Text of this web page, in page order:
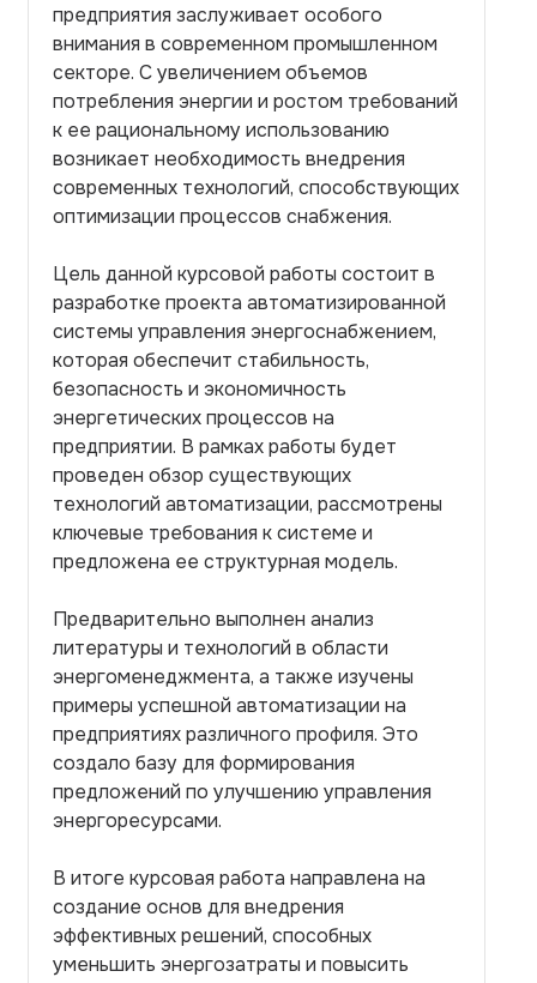
предприятия заслуживает особого
внимания в современном промышленном
секторе. С увеличением объемов
потребления энергии и ростом требований
к ее рациональному использованию
возникает необходимость внедрения
современных технологий, способствующих
оптимизации процессов снабжения.
Цель данной курсовой работы состоит в
разработке проекта автоматизированной
системы управления энергоснабжением,
которая обеспечит стабильность,
безопасность и экономичность
энергетических процессов на
предприятии. В рамках работы будет
проведен обзор существующих
технологий автоматизации, рассмотрены
ключевые требования к системе и
предложена ее структурная модель.
Предварительно выполнен анализ
литературы и технологий в области
энергоменеджмента, а также изучены
примеры успешной автоматизации на
предприятиях различного профиля. Это
создало базу для формирования
предложений по улучшению управления
энергоресурсами.
В итоге курсовая работа направлена на
создание основ для внедрения
эффективных решений, способных
уменьшить энергозатраты и повысить